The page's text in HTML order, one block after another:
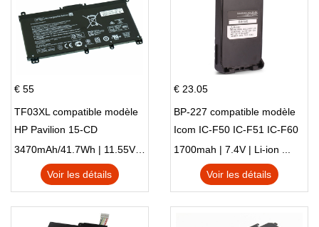
€ 55
TF03XL compatible modèle
HP Pavilion 15-CD
3470mAh/41.7Wh | 11.55V | Li-ion ...
Voir les détails
€ 23.05
BP-227 compatible modèle
Icom IC-F50 IC-F51 IC-F60
IC-F61 IC-M87
1700mah | 7.4V | Li-ion ...
Voir les détails